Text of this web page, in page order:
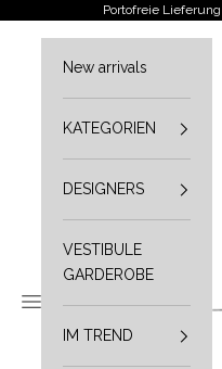
Zum Inhalt springen
Portofreie
Navigationsmenü öffnen
New arrivals
KATEGORIEN
DESIGNERS
VESTIBULE
GARDEROBE
IM TREND